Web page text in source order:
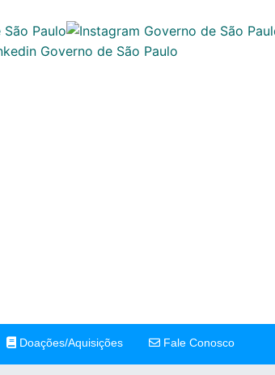
Doações/Aquisições Fale Conosco